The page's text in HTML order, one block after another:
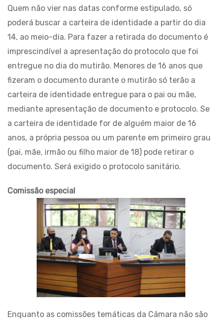
Quem não vier nas datas conforme estipulado, só
poderá buscar a carteira de identidade a partir do dia
14, ao meio-dia. Para fazer a retirada do documento é
imprescindível a apresentação do protocolo que foi
entregue no dia do mutirão. Menores de 16 anos que
fizeram o documento durante o mutirão só terão a
carteira de identidade entregue para o pai ou mãe,
mediante apresentação de documento e protocolo. Se
a carteira de identidade for de alguém maior de 16
anos, a própria pessoa ou um parente em primeiro grau
(pai, mãe, irmão ou filho maior de 18) pode retirar o
documento. Será exigido o protocolo sanitário.
Comissão especial
Enquanto as comissões temáticas da Câmara não são